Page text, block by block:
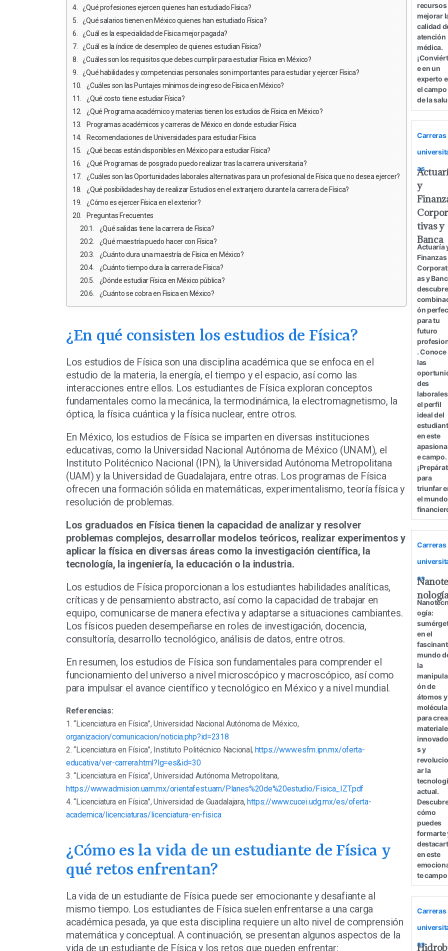
¿Qué profesiones ejercen quienes han estudiado Física?
¿Qué salarios tienen en México quienes han estudiado Física?
¿Cuál es la especialidad de Física mejor pagada?
¿Cuál es la índice de desempleo de quienes estudian Física?
¿Cuáles son los requisitos que debes cumplir para estudiar Física en México?
¿Qué habilidades y competencias personales son importantes para estudiar y ejercer Física?
¿Cuáles son las Puntajes mínimos de ingreso de Física en México?
¿Qué costo tiene estudiar Física?
¿Qué Programa académico y materias tienen los estudios de Física en México?
Programas académicos y carreras de México en donde estudiar Física
Recomendaciones de Universidades para estudiar Física
¿Qué becas están disponibles en México para estudiar Física?
¿Qué Programas de posgrado puedo realizar tras la carrera universitaria?
¿Cuáles son las Oportunidades laborales alternativas para un profesional de Física que no desea ejercer?
¿Qué posibilidades hay de realizar Estudios en el extranjero durante la carrera de Física?
¿Cómo es ejercer Física en el exterior?
Preguntas Frecuentes
¿Qué salidas tiene la carrera de Física?
¿Qué maestría puedo hacer con Física?
¿Cuánto dura una maestría de Física en México?
¿Cuánto tiempo dura la carrera de Física?
¿Dónde estudiar Física en México pública?
¿Cuánto se cobra en Física en México?
¿En qué consisten los estudios de Física?
Los estudios de Física son una disciplina académica que se enfoca en el
estudio de la materia, la energía, el tiempo y el espacio, así como las
interacciones entre ellos. Los estudiantes de Física exploran conceptos
fundamentales como la mecánica, la termodinámica, la electromagnetismo, la
óptica, la física cuántica y la física nuclear, entre otros.
En México, los estudios de Física se imparten en diversas instituciones
educativas, como la Universidad Nacional Autónoma de México (UNAM), el
Instituto Politécnico Nacional (IPN), la Universidad Autónoma Metropolitana
(UAM) y la Universidad de Guadalajara, entre otras. Los programas de Física
ofrecen una formación sólida en matemáticas, experimentalismo, teoría física y
resolución de problemas.
Los graduados en Física tienen la capacidad de analizar y resolver
problemas complejos, desarrollar modelos teóricos, realizar experimentos y
aplicar la física en diversas áreas como la investigación científica, la
tecnología, la ingeniería, la educación o la industria.
Los estudios de Física proporcionan a los estudiantes habilidades analíticas,
críticas y de pensamiento abstracto, así como la capacidad de trabajar en
equipo, comunicarse de manera efectiva y adaptarse a situaciones cambiantes.
Los físicos pueden desempeñarse en roles de investigación, docencia,
consultoría, desarrollo tecnológico, análisis de datos, entre otros.
En resumen, los estudios de Física son fundamentales para comprender el
funcionamiento del universo a nivel microscópico y macroscópico, así como
para impulsar el avance científico y tecnológico en México y a nivel mundial.
Referencias:
1. “Licenciatura en Física”, Universidad Nacional Autónoma de México,
organizacion/comunicacion/noticia.php?id=2318
2. “Licenciatura en Física”, Instituto Politécnico Nacional, https://www.esfm.ipn.mx/oferta-
educativa/ver-carrera.html?lg=es&id=30
3. “Licenciatura en Física”, Universidad Autónoma Metropolitana,
https://www.admision.uam.mx/orientafest.uam/Planes%20de%20estudio/Fisica_IZT.pdf
4. “Licenciatura en Física”, Universidad de Guadalajara,https://www.cucei.udg.mx/es/oferta-
academica/licenciaturas/licenciatura-en-fisica
¿Cómo es la vida de un estudiante de Física y
qué retos enfrentan?
La vida de un estudiante de Física puede ser emocionante y desafiante al
mismo tiempo. Los estudiantes de Física suelen enfrentarse a una carga
académica pesada, ya que esta disciplina requiere un alto nivel de comprensión
matemática y conceptual. A continuación, se presentan algunos aspectos de la
vida de un estudiante de Física y los retos que pueden enfrentar:
recursos
mejorar
calidad
atención
médica.
e en un
experto
el campo
de la
Carreras
as
y
tivas y
Banca
Actuaría
Finanzas
as y
ón
para tu
futuro
. Conoce
las
des
el perfil
ideal del
en este
e campo.
para
triunfar
el mundo
Carreras
as
ogía:
en el
mundo
la
ón de
átomos y
para
s y
ar la
actual.
cómo
puedes
formarte
en este
te
Carreras
as